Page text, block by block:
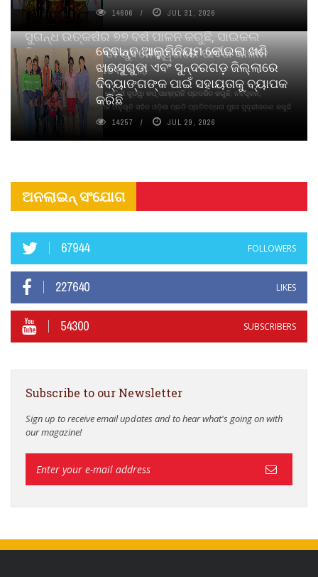
ସୁଗନ୍ଧ ଉତ୍କର୍ଷର ୭୭ ବର୍ଷ ପାଳନ କରୁଛି, ସାଇକଲ
ପିୟୋର୍‌ ଅଗରବତୀ ଭୁବନେଶ୍ୱରରେ ପାର୍ବଣ କାଳୀନ
ନବସୃଜନ ଉନ୍ମୋଚନ କଲା
ବାଉଁଶ ବିହୀନ କଠିନ ଧୂପ ଏବଂ ମେଦିନୀ ଜୁଡୱା କପ୍‌ ସାମ୍ବ୍ରାନି ପ୍ରଦର୍ଶିତ କରୁଛି; ନବସୃଜନ,
ଦୀର୍ଘସ୍ଥାୟିତା ଏବଂ ଆଧ୍ୟାତ୍ମିକ ଅନୁଭୂତି ସହିତ ଓଡ଼ିଶା ପ୍ରତି ପ୍ରତିବଦ୍ଧତା ପୁନଃ ସୁଦୃଢୀକରଣ କରୁଛି
14606 JUL 31, 2026
ବେଦାନ୍ତ ଆଲୁମିନିୟମ କୋଇଲା ଖଣି
ଝାରସୁଗୁଡା ଏବଂ ସୁନ୍ଦରଗଡ଼ ଜିଲ୍ଲାରେ
ଦିବ୍ୟାଙ୍ଗଙ୍କ ପାଇଁ ସହାୟତାକୁ ବ୍ୟାପକ
କରିଛି
14257 JUL 29, 2026
ଅନଲାଇନ୍ ସଂଯୋଗ
67944 FOLLOWERS
227640 LIKES
54300 SUBSCRIBERS
Subscribe to our Newsletter
Sign up to receive email updates and to hear what's going on with
our magazine!